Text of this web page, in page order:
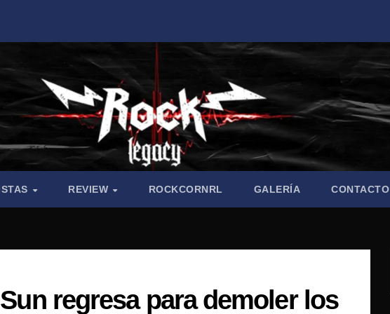
REVIEW ROCKCORNRL GALERÍA CONTACTO
regresa para demoler los